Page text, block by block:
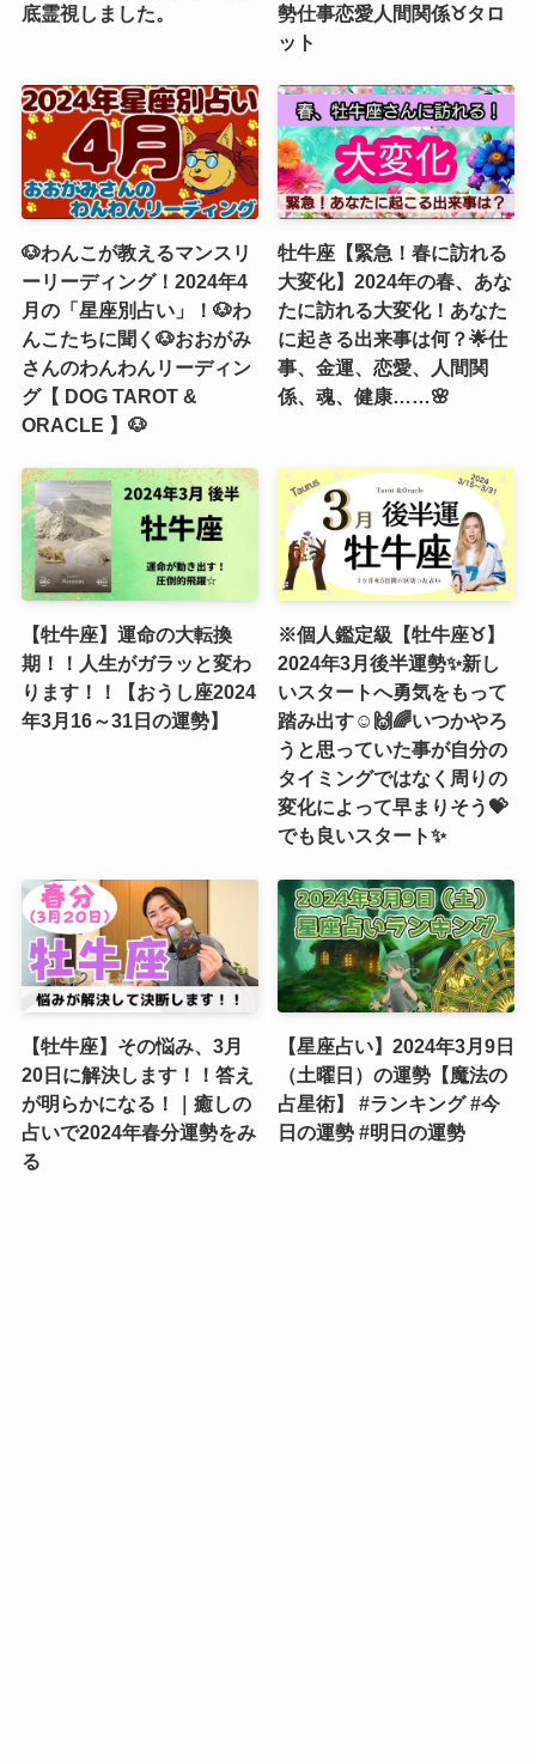
底霊視しました。
勢仕事恋愛人間関係♉️タロ
ット
🐶わんこが教えるマンスリ
ーリーディング！2024年4
月の「星座別占い」！🐶わ
んこたちに聞く🐶おおがみ
さんのわんわんリーディン
グ【 DOG TAROT &
ORACLE 】🐶
牡牛座【緊急！春に訪れる
大変化】2024年の春、あな
たに訪れる大変化！あなた
に起きる出来事は何？🌟仕
事、金運、恋愛、人間関
係、魂、健康……🌸
【牡牛座】運命の大転換
期！！人生がガラッと変わ
ります！！【おうし座2024
年3月16～31日の運勢】
※個人鑑定級【牡牛座♉️】
2024年3月後半運勢✨新し
いスタートへ勇気をもって
踏み出す☺️🙌🌈いつかやろ
うと思っていた事が自分の
タイミングではなく周りの
変化によって早まりそう💝
でも良いスタート✨
【牡牛座】その悩み、3月
20日に解決します！！答え
が明らかになる！｜癒しの
占いで2024年春分運勢をみ
る
【星座占い】2024年3月9日
（土曜日）の運勢【魔法の
占星術】 #ランキング #今
日の運勢 #明日の運勢